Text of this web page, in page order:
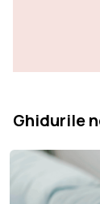
Ghidurile